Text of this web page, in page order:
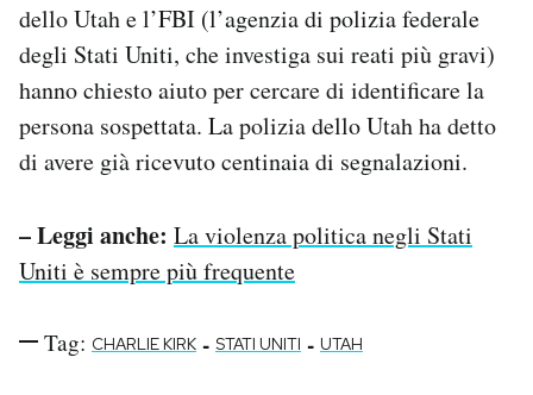
dello Utah e l’FBI (l’agenzia di polizia federale
degli Stati Uniti, che investiga sui reati più gravi)
hanno chiesto aiuto per cercare di identificare la
persona sospettata. La polizia dello Utah ha detto
di avere già ricevuto centinaia di segnalazioni.
– Leggi anche: La violenza politica negli Stati
Uniti è sempre più frequente
Tag: CHARLIE KIRK - STATI UNITI - UTAH